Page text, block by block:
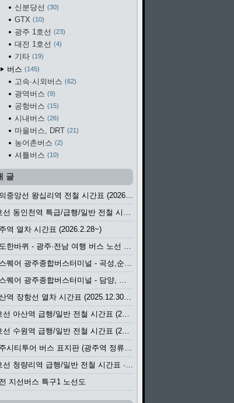
신분당선 30
GTX 10
광주 1호선 23
대전 1호선 4
기타 19
버스 145
고속·시외버스 62
광역버스 9
공항버스 15
시내버스 26
마을버스, DRT 21
농어촌버스 2
셔틀버스 10
글
경의중앙선 왕십리역 전철 시간표 (2026.4.20~)
1호선 동인천역 특급/급행/일반 전철 시간표 (2026.2.28~)
역 열차 시간표 (2026.2.28~)
남도한바퀴 - 광주·전남 여행 버스 노선 (2026.3.1~5.31)
유스퀘어 광주종합버스터미널 - 곡성,순천／화순,보성,율포 방면 시외버스 시간표 (2026.1.31)
유스퀘어 광주종합버스터미널 - 담양, 순창, 남원, 무주, 장수, 거창, 대구 방면 시외버스 시간표 (2026...
아산역 장항선 열차 시간표 (2025.12.30 기준) (무궁화호, ITX-마음, 새마을호, 서해금빛열차)
1호선 아산역 급행/일반 전철 시간표 (2025.12.30~)
1호선 수원역 급행/일반 전철 시간표 (2025.12.30~)
광주시티투어 버스 표지판 (광주역 정류장) (2024?)
1호선 청량리역 급행/일반 전철 시간표 · 노선도 (2025.12.30~)
지선버스 특구1 노선도